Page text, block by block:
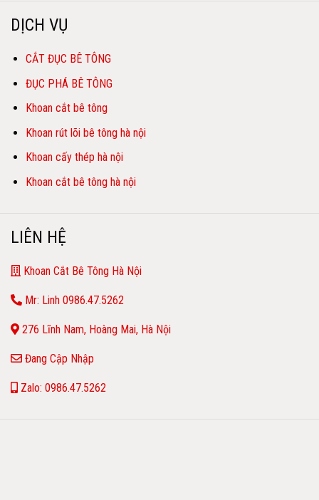
DỊCH VỤ
CẮT ĐỤC BÊ TÔNG
ĐỤC PHÁ BÊ TÔNG
Khoan cắt bê tông
Khoan rút lõi bê tông hà nội
Khoan cấy thép hà nội
Khoan cắt bê tông hà nội
LIÊN HỆ
Khoan Cắt Bê Tông Hà Nội
Mr: Linh 0986.47.5262
276 Lĩnh Nam, Hoàng Mai, Hà Nội
Đang Cập Nhập
Zalo: 0986.47.5262